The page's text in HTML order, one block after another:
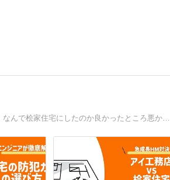
桧家住宅のSmart One Customで夢のガレージハウスを建てた一児のパパのブログです。なんで桧家住宅にしたのか良かったところ悪かったところなどなど桧家住宅で家を立てる人必見の情報をお伝えしていきます。